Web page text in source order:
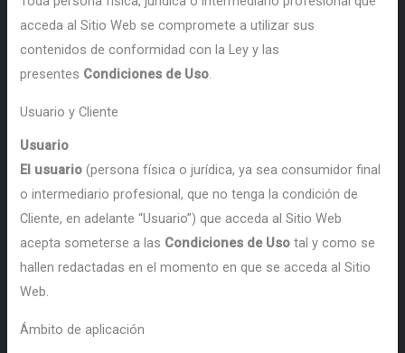
acceda al Sitio Web se compromete a utilizar sus
contenidos de conformidad con la Ley y las
presentes Condiciones de Uso.
Usuario y Cliente
Usuario
El usuario (persona física o jurídica, ya sea consumidor final
o intermediario profesional, que no tenga la condición de
Cliente, en adelante “Usuario”) que acceda al Sitio Web
acepta someterse a las Condiciones de Uso tal y como se
hallen redactadas en el momento en que se acceda al Sitio
Web.
Ámbito de aplicación